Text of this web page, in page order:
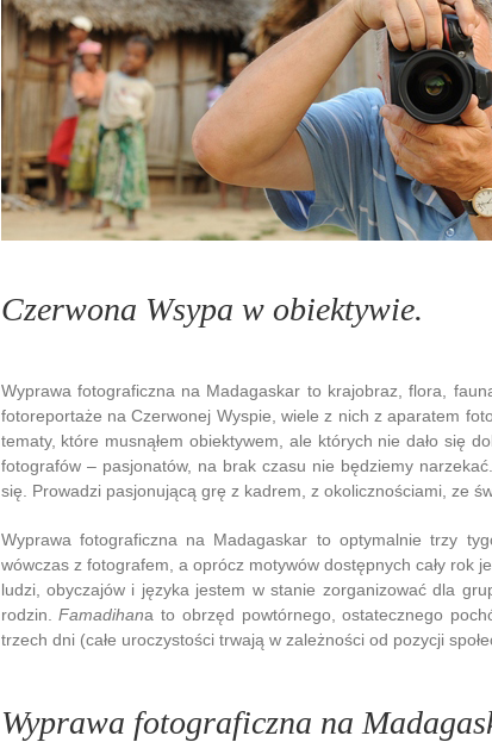
Czerwona Wsypa w obiektywie.
Wyprawa fotograficzna na Madagaskar to krajobraz, flora,
fotoreportaże na Czerwonej Wyspie, wiele z nich z aparatem
tematy, które musnąłem obiektywem, ale których nie dało się
fotografów – pasjonatów, na brak czasu nie będziemy
się. Prowadzi pasjonującą grę z kadrem, z okolicznościami, ze
Wyprawa fotograficzna na Madagaskar to optymalnie trzy
wówczas z fotografem, a oprócz motywów dostępnych cały rok
ludzi, obyczajów i języka jestem w stanie zorganizować dla
rodzin.Famadihana to obrzęd powtórnego, ostatecznego
trzech dni (całe uroczystości trwają w zależności od pozycji
Wyprawa fotograficzna na